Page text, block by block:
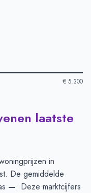
€ 5.300
3 maanden
laatste
in
De gemiddelde
—. Deze marktcijfers